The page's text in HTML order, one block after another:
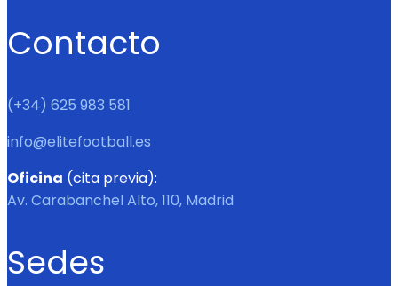
Contacto
(+34) 625 983 581
info@elitefootball.es
Oficina (cita previa):
Av. Carabanchel Alto, 110, Madrid
Sedes